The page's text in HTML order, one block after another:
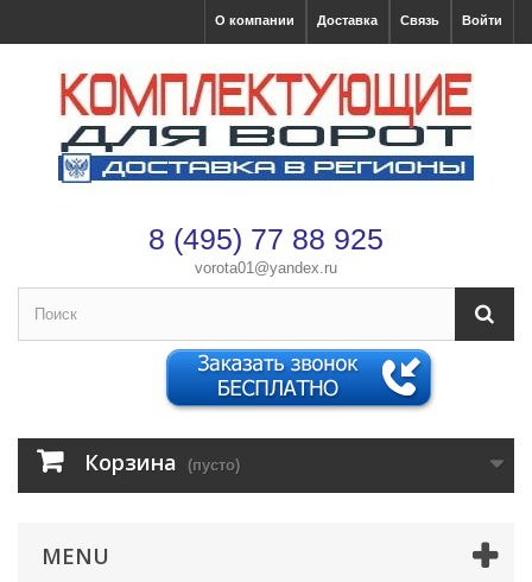
Войти
Связь
Доставка
О компании
8 (495) 77 88 925
vorota01@yandex.ru
Корзина (пусто)
MENU
Оформление заказа
После оформления заказа с вами свяжется менеджер
Телефон *